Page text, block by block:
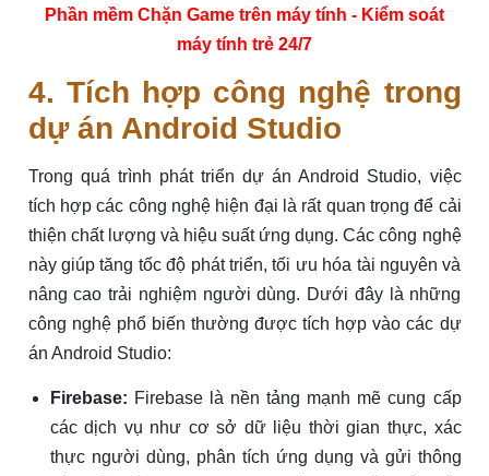
Phần mềm Chặn Game trên máy tính - Kiểm soát
máy tính trẻ 24/7
4. Tích hợp công nghệ trong
dự án Android Studio
Trong quá trình phát triển dự án Android Studio, việc
tích hợp các công nghệ hiện đại là rất quan trọng để cải
thiện chất lượng và hiệu suất ứng dụng. Các công nghệ
này giúp tăng tốc độ phát triển, tối ưu hóa tài nguyên và
nâng cao trải nghiệm người dùng. Dưới đây là những
công nghệ phổ biến thường được tích hợp vào các dự
án Android Studio:
Firebase: Firebase là nền tảng mạnh mẽ cung cấp
các dịch vụ như cơ sở dữ liệu thời gian thực, xác
thực người dùng, phân tích ứng dụng và gửi thông